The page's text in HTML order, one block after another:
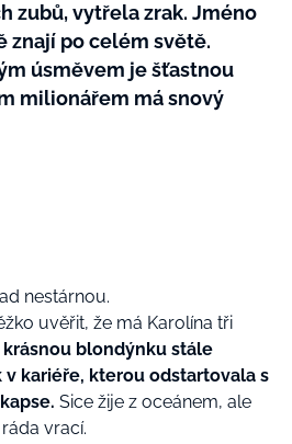
zubů, vytřela zrak. Jméno
znají po celém světě.
úsměvem je šťastnou
milionářem má snový
nestárnou.
uvěřit, že má Karolína tři
blondýnku stále
v kariéře, kterou odstartovala s
Sice žije z oceánem, ale
vrací.